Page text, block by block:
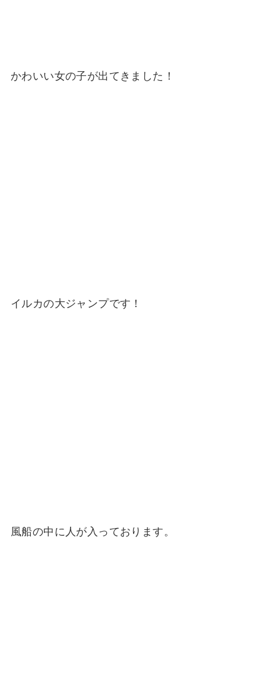
かわいい女の子が出てきました！
イルカの大ジャンプです！
風船の中に人が入っております。